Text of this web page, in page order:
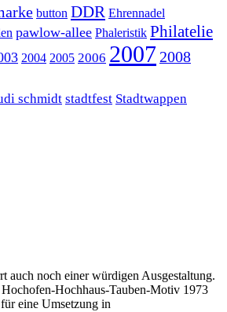
button DDR Ehrennadel
pawlow-allee Phaleristik Philatelie
2004 2005 2006 2007 2008
schmidt stadtfest Stadtwappen
auch noch einer würdigen Ausgestaltung.
Hochofen-Hochhaus-Tauben-Motiv 1973
eine Umsetzung in